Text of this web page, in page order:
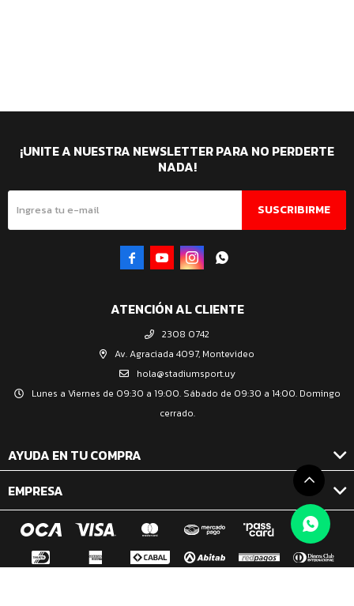
ATENCIÓN AL CLIENTE
2308 0742
Av. Agraciada 4097, Montevideo
hola@stadiumsport.uy
Lunes a Viernes de 09:30 a 19:00. Sábado de 09:30 a 14:00. Domingo
cerrado.
AYUDA EN TU COMPRA
EMPRESA
¡UNITE A NUESTRA NEWSLETTER PARA NO PERDERTE
NADA!
SUSCRIBIRME
   